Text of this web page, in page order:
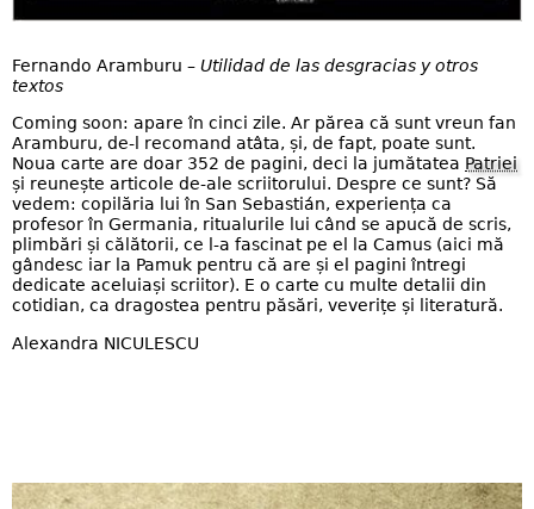
Fernando Aramburu – Utilidad de las desgracias y otros
textos
Coming soon: apare în cinci zile. Ar părea că sunt vreun fan
Aramburu, de-l recomand atâta, și, de fapt, poate sunt.
Noua carte are doar 352 de pagini, deci la jumătatea Patriei
și reunește articole de-ale scriitorului. Despre ce sunt? Să
vedem: copilăria lui în San Sebastián, experiența ca
profesor în Germania, ritualurile lui când se apucă de scris,
plimbări și călătorii, ce l-a fascinat pe el la Camus (aici mă
gândesc iar la Pamuk pentru că are și el pagini întregi
dedicate aceluiași scriitor). E o carte cu multe detalii din
cotidian, ca dragostea pentru păsări, veverițe și literatură.
Alexandra NICULESCU